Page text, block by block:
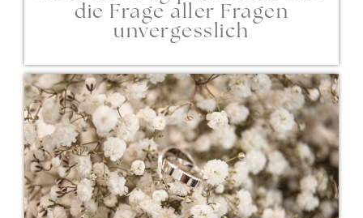
die Frage aller Fragen
unvergesslich